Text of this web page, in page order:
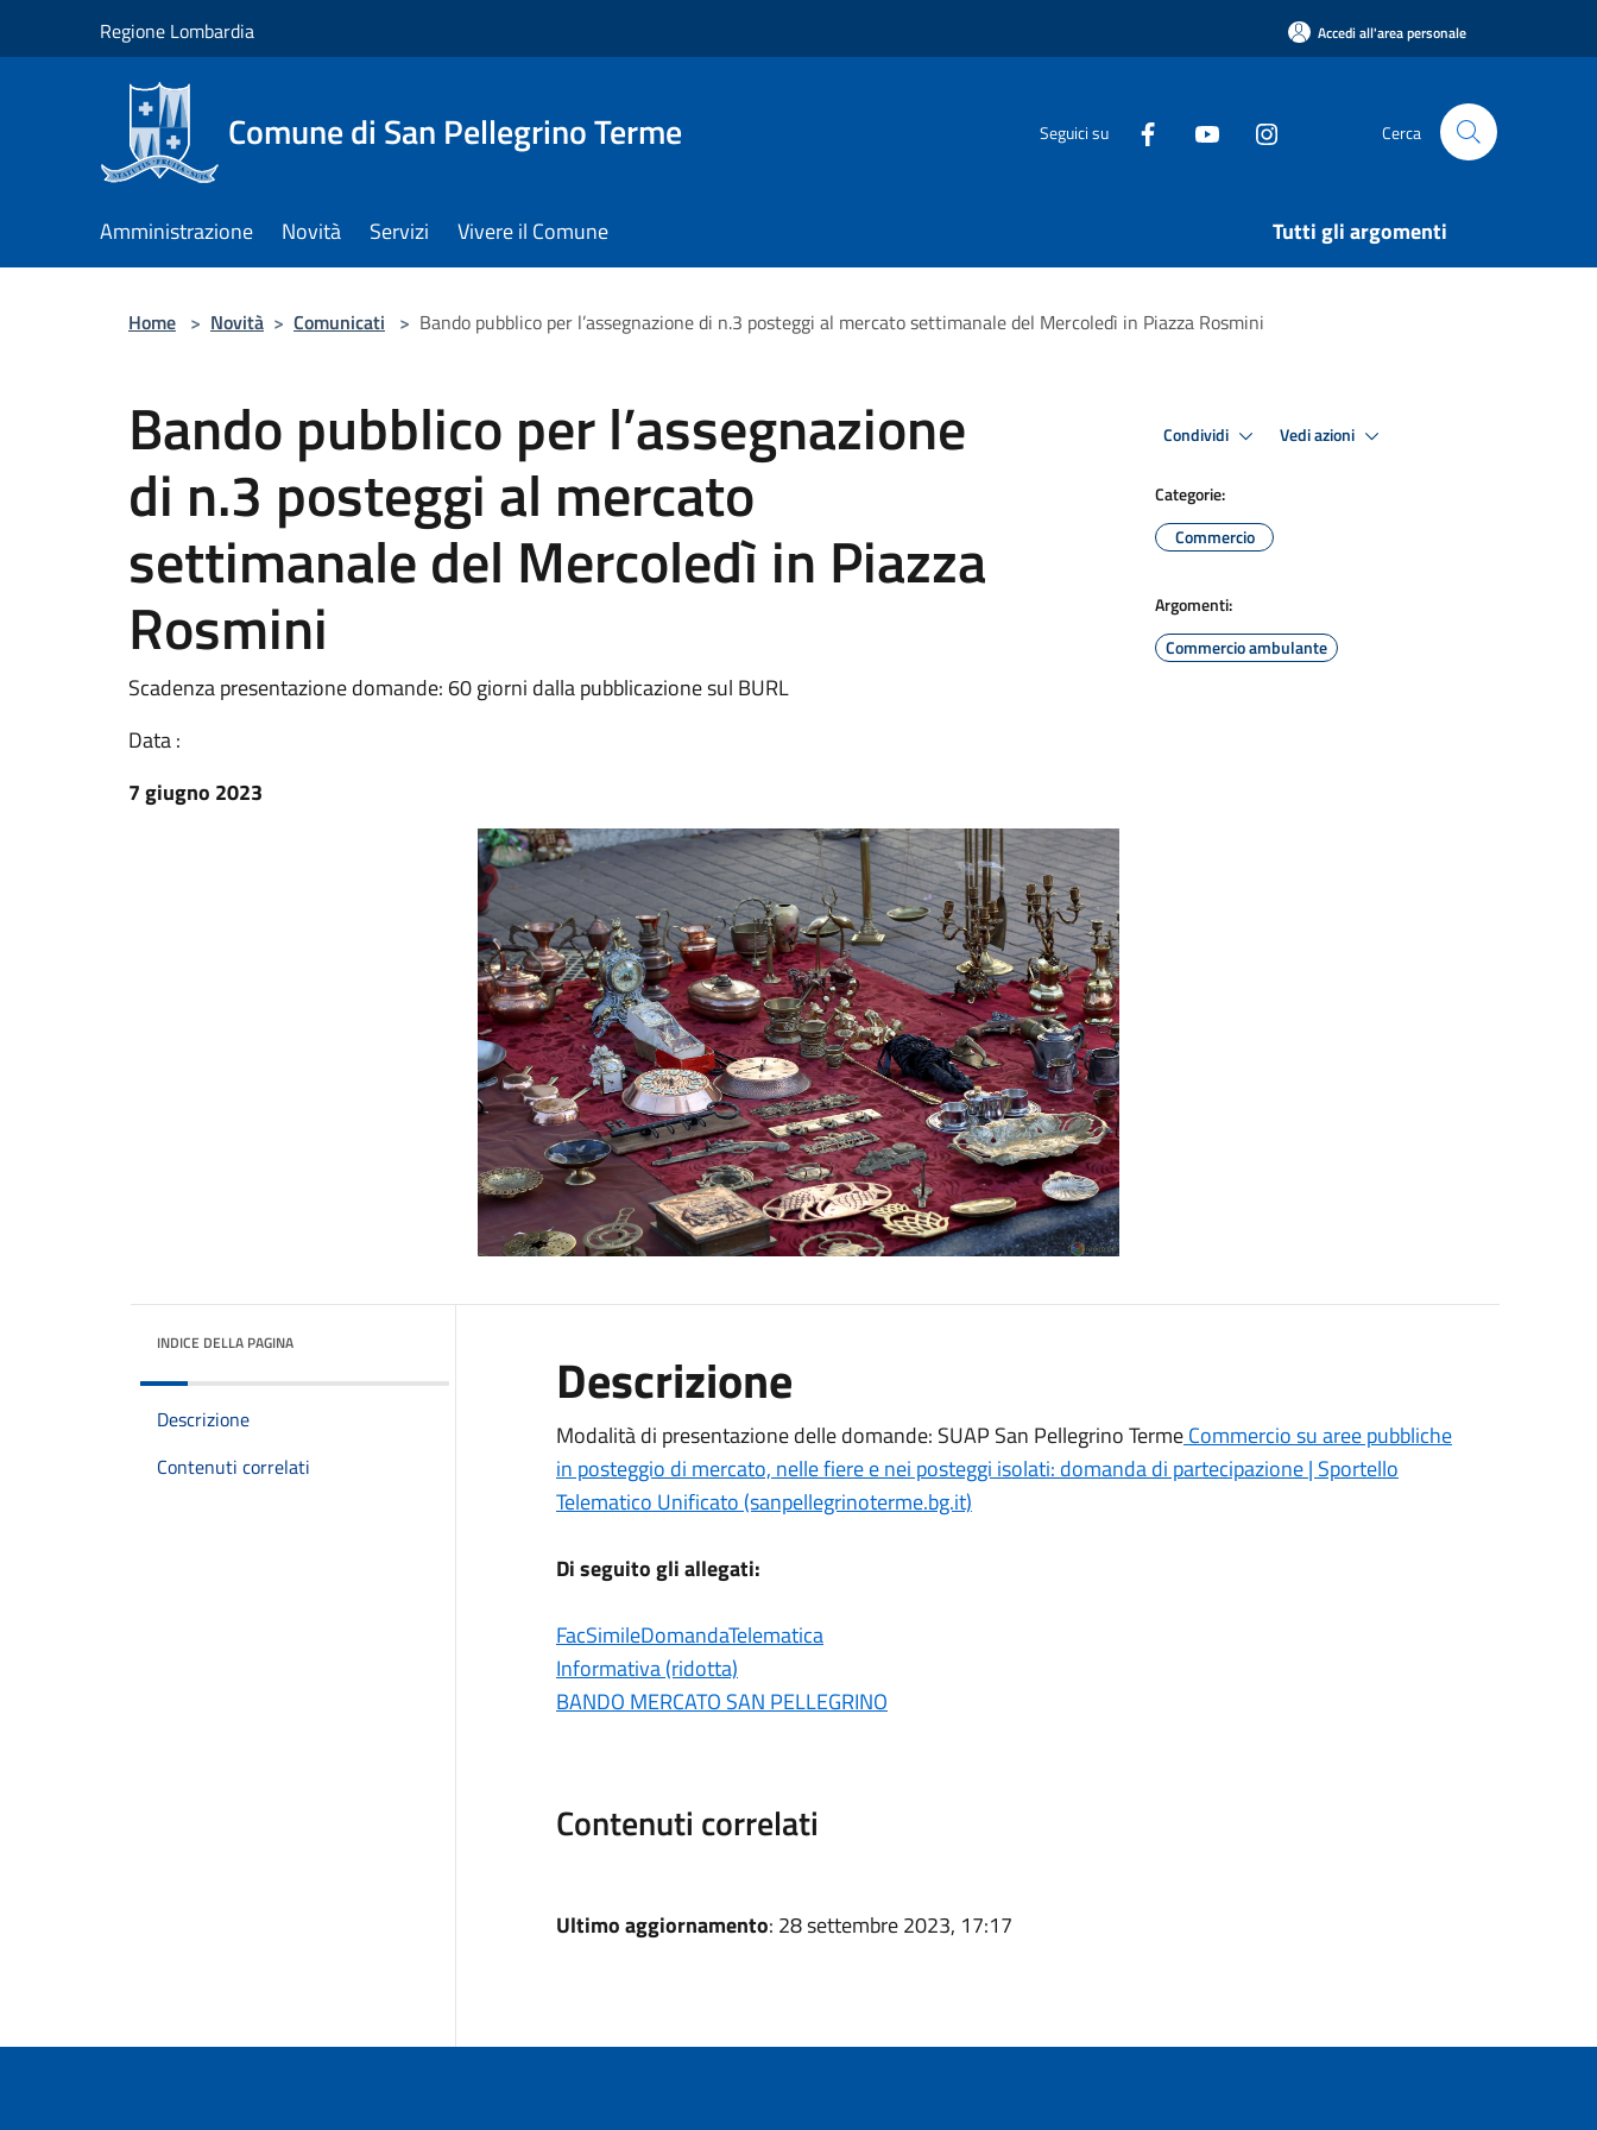
Regione Lombardia Accedi all'area personale
Comune di San Pellegrino Terme Seguici su Cerca
Amministrazione Novità Servizi Vivere il Comune Tutti gli argomenti
Home > Novità > Comunicati > Bando pubblico per l’assegnazione di n.3 posteggi al mercato settimanale del Mercoledì in Piazza Rosmini
Bando pubblico per l’assegnazione
di n.3 posteggi al mercato
settimanale del Mercoledì in Piazza
Rosmini
Scadenza presentazione domande: 60 giorni dalla pubblicazione sul BURL
Data :
7 giugno 2023
Condividi Vedi azioni
Categorie:
Commercio
Argomenti:
Commercio ambulante
INDICE DELLA PAGINA
Descrizione
Contenuti correlati
Descrizione
Modalità di presentazione delle domande: SUAP San Pellegrino TermeCommercio su aree pubbliche
in posteggio di mercato, nelle fiere e nei posteggi isolati: domanda di partecipazione | Sportello
Telematico Unificato (sanpellegrinoterme.bg.it)
Di seguito gli allegati:
FacSimileDomandaTelematica
Informativa (ridotta)
BANDO MERCATO SAN PELLEGRINO
Contenuti correlati
Ultimo aggiornamento: 28 settembre 2023, 17:17